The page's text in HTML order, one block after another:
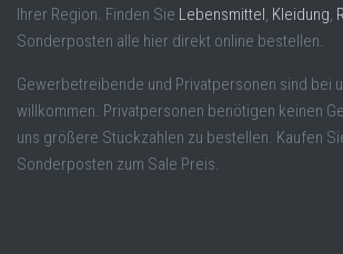
Ihrer Region. Finden Sie Lebensmittel , Kleidung,
Sonderposten alle hier direkt online bestellen.
Gewerbetreibende und Privatpersonen sind bei
willkommen. Privatpersonen benötigen keinen
uns größere Stückzahlen zu bestellen. Kaufen
Sonderposten zum Sale Preis.